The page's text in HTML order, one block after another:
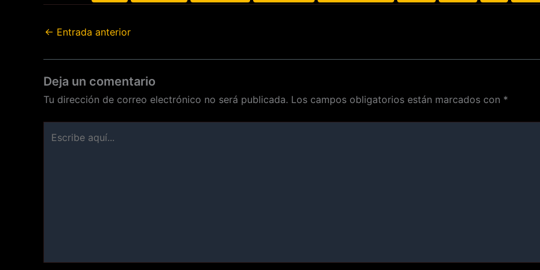
← Entrada anterior
Deja un comentario
Tu dirección de correo electrónico no será publicada. Los campos obligatorios están marcados con *
aquí...